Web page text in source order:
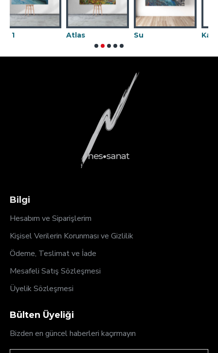
Bilgi
Hesabım ve Siparişlerim
Kişisel Verilerin Korunması ve Gizlilik
Ödeme, Teslimat ve İade
Mesafeli Satış Sözleşmesi
Üyelik Sözleşmesi
Bülten Üyeliği
Bizden en güncel haberleri kaçırmayın